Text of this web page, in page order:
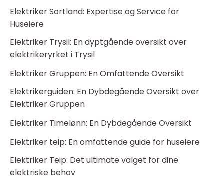
Elektriker Sortland: Expertise og Service for
Huseiere
Elektriker Trysil: En dyptgående oversikt over
elektrikeryrket i Trysil
Elektriker Gruppen: En Omfattende Oversikt
Elektrikerguiden: En Dybdegående Oversikt over
Elektriker Gruppen
Elektriker Timelønn: En Dybdegående Oversikt
Elektriker teip: En omfattende guide for huseiere
Elektriker Teip: Det ultimate valget for dine
elektriske behov